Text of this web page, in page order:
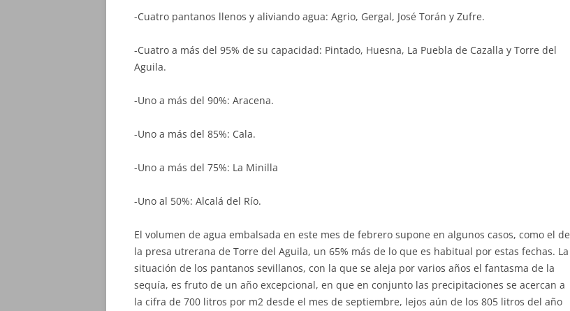
-Cuatro pantanos llenos y aliviando agua: Agrio, Gergal, José Torán y Zufre.
-Cuatro a más del 95% de su capacidad: Pintado, Huesna, La Puebla de Cazalla y Torre del
Aguila.
-Uno a más del 90%: Aracena.
-Uno a más del 85%: Cala.
-Uno a más del 75%: La Minilla
-Uno al 50%: Alcalá del Río.
El volumen de agua embalsada en este mes de febrero supone en algunos casos, como el de
la presa utrerana de Torre del Aguila, un 65% más de lo que es habitual por estas fechas. La
situación de los pantanos sevillanos, con la que se aleja por varios años el fantasma de la
sequía, es fruto de un año excepcional, en que en conjunto las precipitaciones se acercan a
la cifra de 700 litros por m2 desde el mes de septiembre, lejos aún de los 805 litros del año